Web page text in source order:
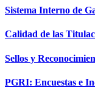
Sistema Interno de
Calidad de las
Sellos y
PGRI: Encuestas e